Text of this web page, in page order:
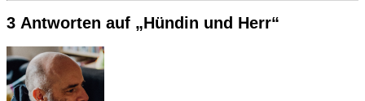
3 Antworten auf „Hündin und Herr“